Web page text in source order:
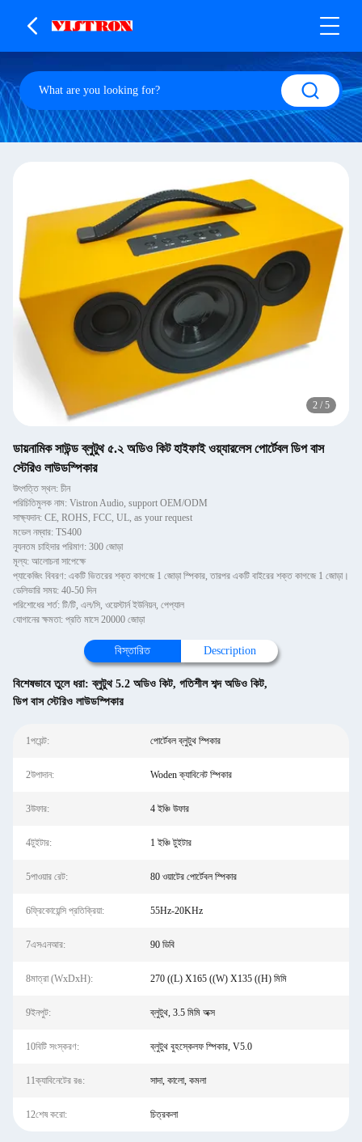
2 / 5
ডায়নামিক সাউন্ড ব্লুটুথ ৫.২ অডিও কিট হাইফাই ওয়্যারলেস পোর্টেবল ডিপ বাস
স্টেরিও লাউডস্পিকার
উৎপত্তি স্থল: চীন
পরিচিতিমুলক নাম: Vistron Audio, support OEM/ODM
সাক্ষ্যদান: CE, ROHS, FCC, UL, as your request
মডেল নম্বার: TS400
ন্যূনতম চাহিদার পরিমাণ: 300 জোড়া
মূল্য: আলোচনা সাপেক্ষে
প্যাকেজিং বিবরণ: একটি ভিতরের শক্ত কাগজে 1 জোড়া স্পিকার, তারপর একটি বাইরের শক্ত কাগজে 1 জোড়া।
ডেলিভারি সময়: 40-50 দিন
পরিশোধের শর্ত: টি/টি, এল/সি, ওয়েস্টার্ন ইউনিয়ন, পেপ্যাল
যোগানের ক্ষমতা: প্রতি মাসে 20000 জোড়া
বিস্তারিত Description
বিশেষভাবে তুলে ধরা:ব্লুটুথ 5.2 অডিও কিট, গতিশীল শব্দ অডিও কিট,
ডিপ বাস স্টেরিও লাউডস্পিকার
1পয়েন্ট: পোর্টেবল ব্লুটুথ স্পিকার
2উপাদান: Woden ক্যাবিনেট স্পিকার
3উফার: 4 ইঞ্চি উফার
4টুইটার: 1 ইঞ্চি টুইটার
5পাওয়ার রেট: 80 ওয়াটের পোর্টেবল স্পিকার
6ফ্রিকোয়েন্সি প্রতিক্রিয়া: 55Hz-20KHz
7এসএনআর: 90 ডিবি
8মাত্রা (WxDxH): 270 ((L) X165 ((W) X135 ((H) মিমি
9ইনপুট: ব্লুটুথ, 3.5 মিমি অক্স
10বিটি সংস্করণ: ব্লুটুথ বুহস্কেলফ স্পিকার, V5.0
11ক্যাবিনেটের রঙ: সাদা, কালো, কমলা
12শেষ করো: চিত্রকলা